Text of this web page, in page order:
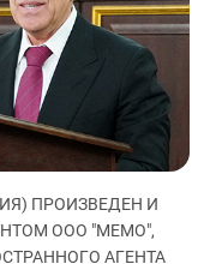
В ЧЕЧНЕ
АКТИВИСТОВ
И ПРОТЕСТЫ
ПРОИЗВЕДЕН И
ООО "МЕМО",
АГЕНТА